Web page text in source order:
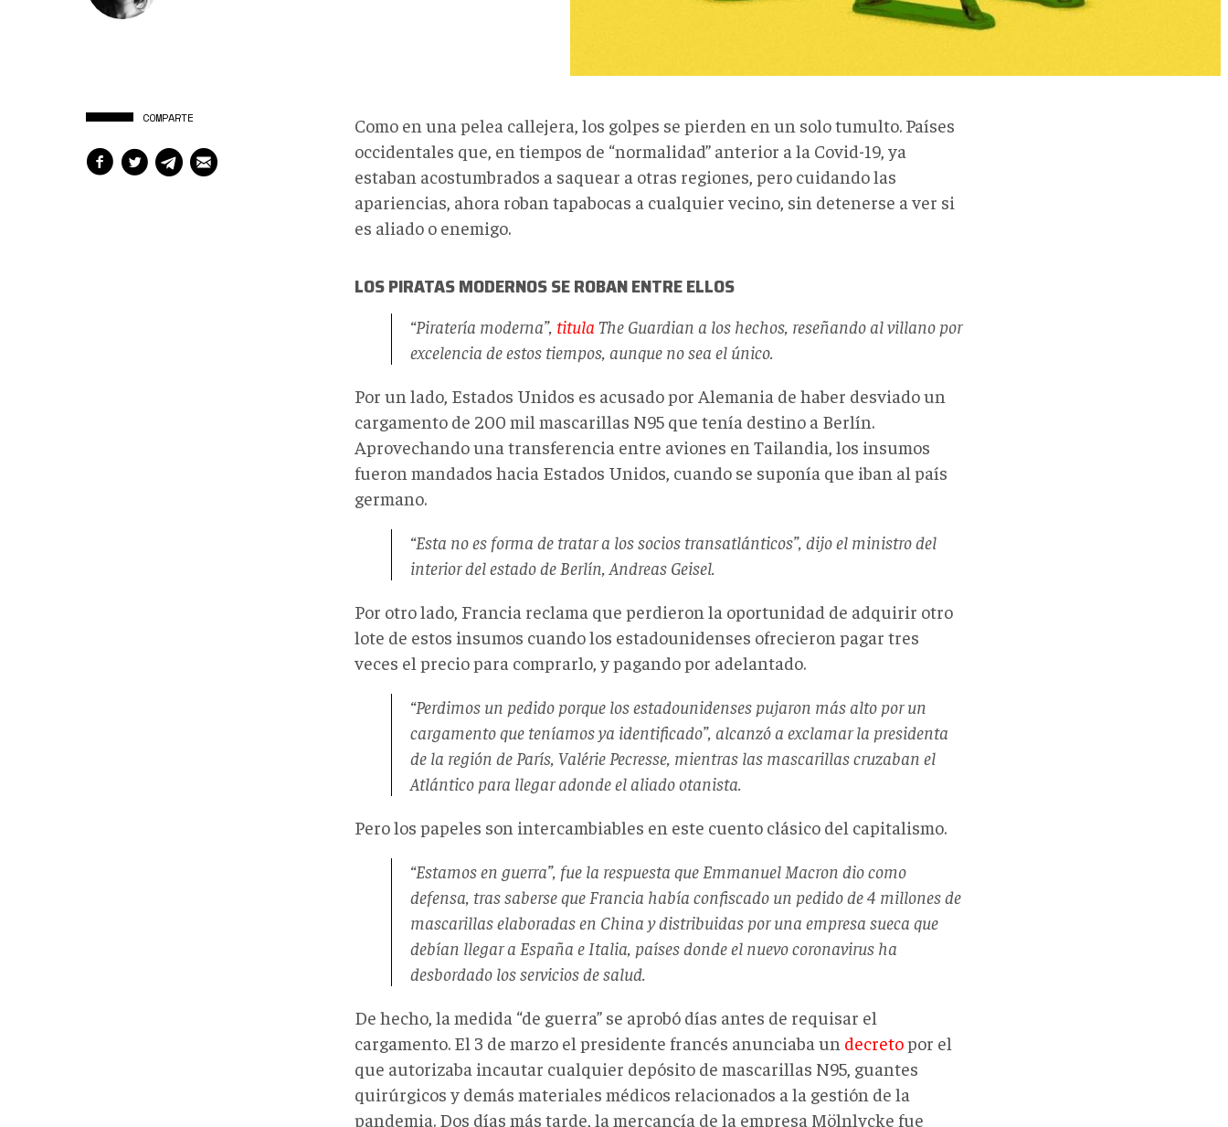
COMPARTE
Como en una pelea callejera, los golpes se pierden en un solo tumulto. Países
occidentales que, en tiempos de “normalidad” anterior a la Covid-19, ya
estaban acostumbrados a saquear a otras regiones, pero cuidando las
apariencias, ahora roban tapabocas a cualquier vecino, sin detenerse a ver si
es aliado o enemigo.
LOS PIRATAS MODERNOS SE ROBAN ENTRE ELLOS
“Piratería moderna”, titula The Guardian a los hechos, reseñando al villano por
excelencia de estos tiempos, aunque no sea el único.
Por un lado, Estados Unidos es acusado por Alemania de haber desviado un
cargamento de 200 mil mascarillas N95 que tenía destino a Berlín.
Aprovechando una transferencia entre aviones en Tailandia, los insumos
fueron mandados hacia Estados Unidos, cuando se suponía que iban al país
germano.
“Esta no es forma de tratar a los socios transatlánticos”, dijo el ministro del
interior del estado de Berlín, Andreas Geisel.
Por otro lado, Francia reclama que perdieron la oportunidad de adquirir otro
lote de estos insumos cuando los estadounidenses ofrecieron pagar tres
veces el precio para comprarlo, y pagando por adelantado.
“Perdimos un pedido porque los estadounidenses pujaron más alto por un
cargamento que teníamos ya identificado”, alcanzó a exclamar la presidenta
de la región de París, Valérie Pecresse, mientras las mascarillas cruzaban el
Atlántico para llegar adonde el aliado otanista.
Pero los papeles son intercambiables en este cuento clásico del capitalismo.
“Estamos en guerra”, fue la respuesta que Emmanuel Macron dio como
defensa, tras saberse que Francia había confiscado un pedido de 4 millones de
mascarillas elaboradas en China y distribuidas por una empresa sueca que
debían llegar a España e Italia, países donde el nuevo coronavirus ha
desbordado los servicios de salud.
De hecho, la medida “de guerra” se aprobó días antes de requisar el
cargamento. El 3 de marzo el presidente francés anunciaba un decretopor el
que autorizaba incautar cualquier depósito de mascarillas N95, guantes
quirúrgicos y demás materiales médicos relacionados a la gestión de la
pandemia. Dos días más tarde, la mercancía de la empresa Mölnlycke fue